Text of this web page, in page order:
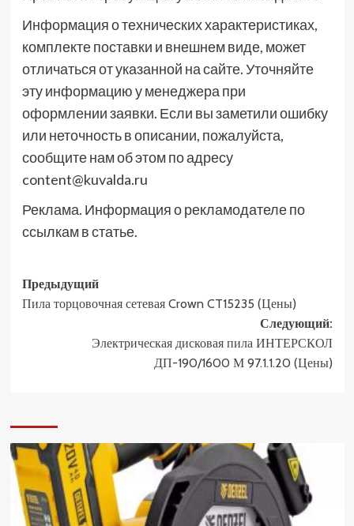
Информация о технических характеристиках,
комплекте поставки и внешнем виде, может
отличаться от указанной на сайте. Уточняйте
эту информацию у менеджера при
оформлении заявки. Если вы заметили ошибку
или неточность в описании, пожалуйста,
сообщите нам об этом по адресу
content@kuvalda.ru
Реклама. Информация о рекламодателе по
ссылкам в статье.
Навигация
записи
Предыдущий
Пила торцовочная сетевая Crown CT15235 (Цены)
Следующий:
Электрическая дисковая пила ИНТЕРСКОЛ
ДП-190/1600 М 97.1.1.20 (Цены)